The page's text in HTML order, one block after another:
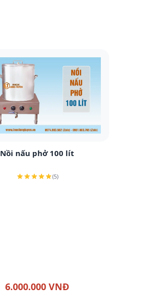
Xem chi tiết
Nồi nấu phở 100 lít
(5)
6.000.000 VNĐ